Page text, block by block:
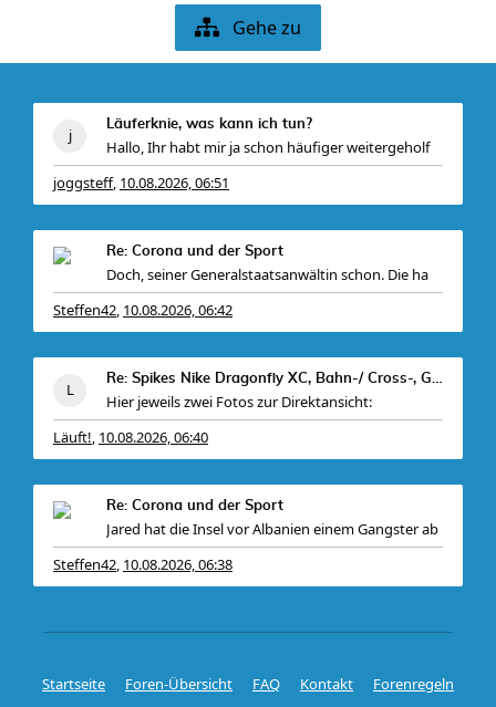
Gehe zu
Läuferknie, was kann ich tun?
Hallo, Ihr habt mir ja schon häufiger weitergeholf
joggsteff, 10.08.2026, 06:51
Re: Corona und der Sport
Doch, seiner Generalstaatsanwältin schon. Die ha
Steffen42, 10.08.2026, 06:42
Re: Spikes Nike Dragonfly XC, Bahn-/ Cross-, Gr. 4
Hier jeweils zwei Fotos zur Direktansicht:
Läuft!, 10.08.2026, 06:40
Re: Corona und der Sport
Jared hat die Insel vor Albanien einem Gangster ab
Steffen42, 10.08.2026, 06:38
Startseite Foren-Übersicht FAQ Kontakt
Forenregeln